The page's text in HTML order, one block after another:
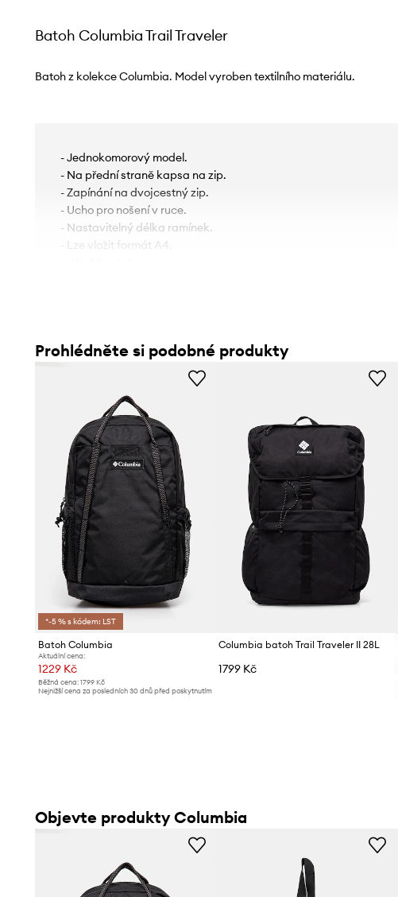
Batoh Columbia Trail Traveler
Batoh z kolekce Columbia. Model vyroben textilního materiálu.
- Jednokomorový model.
- Na přední straně kapsa na zip.
- Zapínání na dvojcestný zip.
- Ucho pro nošení v ruce.
- Nastavitelný délka ramínek.
- Lze vložit formát A4.
Prohlédněte si podobné produkty
*-5 % s kódem: LST
Batoh Columbia
Aktuální cena:
1229 Kč
Běžná cena: 1799 Kč
Nejnižší cena za posledních 30 dnů před poskytnutím
Columbia batoh Trail Traveler II 28L
1799 Kč
Objevte produkty Columbia